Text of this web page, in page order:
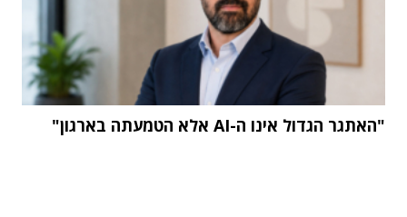
"האתגר הגדול אינו ה-AI אלא הטמעתה בארגון"